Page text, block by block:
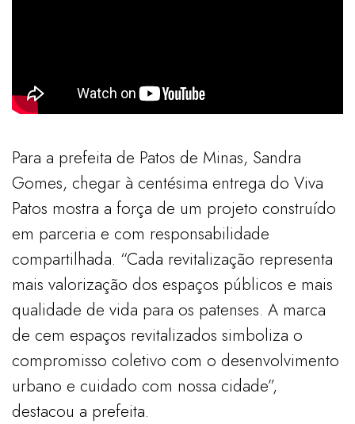
Para a prefeita de Patos de Minas, Sandra
Gomes, chegar à centésima entrega do Viva
Patos mostra a força de um projeto construído
em parceria e com responsabilidade
compartilhada. “Cada revitalização representa
mais valorização dos espaços públicos e mais
qualidade de vida para os patenses. A marca
de cem espaços revitalizados simboliza o
compromisso coletivo com o desenvolvimento
urbano e cuidado com nossa cidade”,
destacou a prefeita.